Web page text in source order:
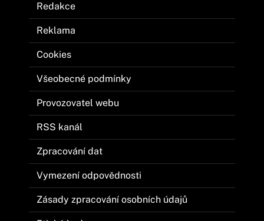
Redakce
Reklama
Cookies
Všeobecné podmínky
Provozovatel webu
RSS kanál
Zpracování dat
Vymezení odpovědnosti
Zásady zpracování osobních údajů